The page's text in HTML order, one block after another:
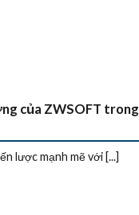
của ZWSOFT trong
lược mạnh mẽ với [...]